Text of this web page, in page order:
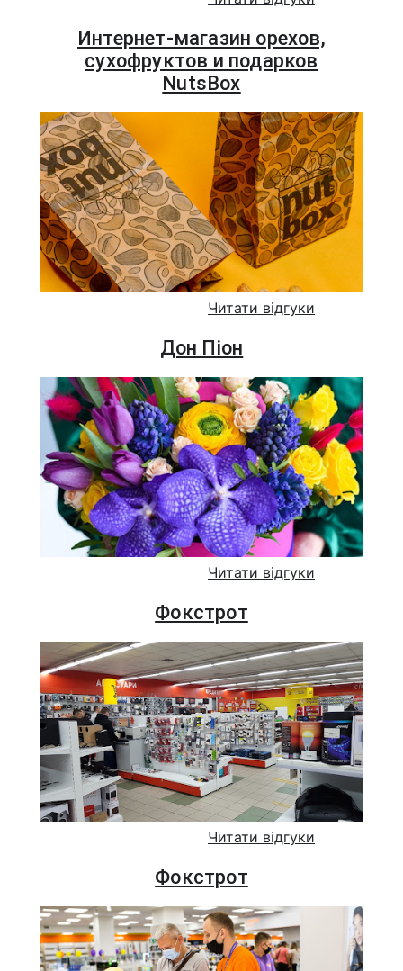
Интернет-магазин орехов,
сухофруктов и подарков
NutsBox
Читати відгуки
Дон Піон
Читати відгуки
Фокстрот
Читати відгуки
Фокстрот